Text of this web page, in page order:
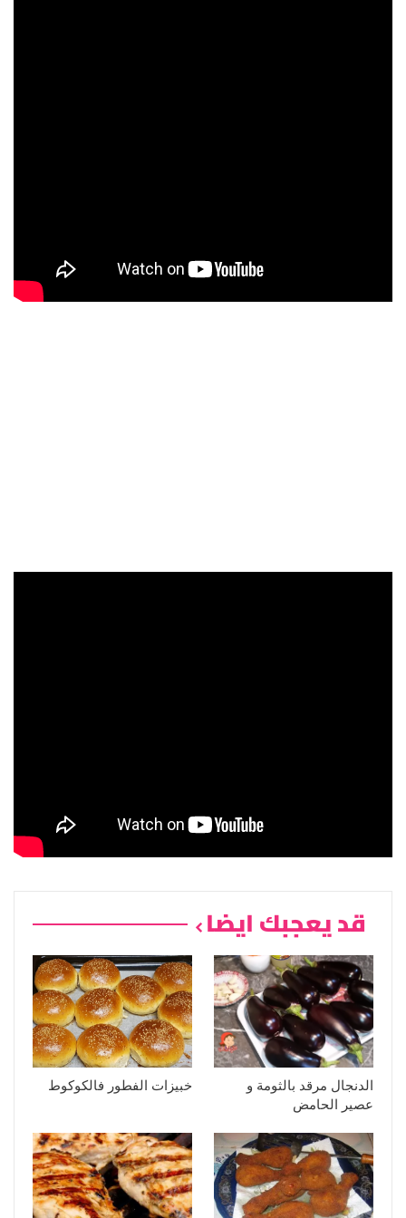
قد يعجبك ايضا
الدنجال مرقد بالثومة و
عصير الحامض
خبيزات الفطور فالكوكوط